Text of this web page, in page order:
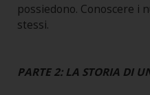
possiedono. Conoscere i
stessi.
PARTE 2: LA STORIA DI